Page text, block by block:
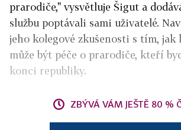
prarodiče," vysvětluje Šigut a
službu poptávali sami uživatelé.
jeho kolegové zkušenosti s tím, jak
může být péče o prarodiče, kteří
konci republiky.
ZBÝVÁ VÁM JEŠTĚ 80 %